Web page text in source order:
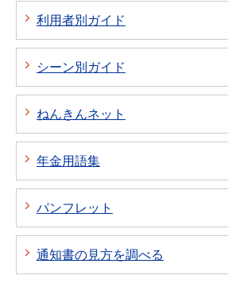
利用者別ガイド
シーン別ガイド
ねんきんネット
年金用語集
パンフレット
通知書の見方を調べる